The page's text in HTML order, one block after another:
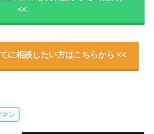
<<
に相談したい方はこちらから <<
ン